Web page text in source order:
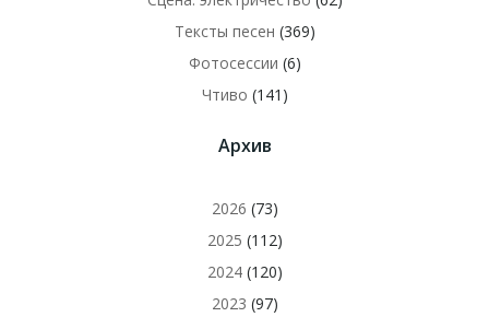
Тексты песен (369)
Фотосессии (6)
Чтиво (141)
Архив
2026 (73)
2025 (112)
2024(120)
2023 (97)